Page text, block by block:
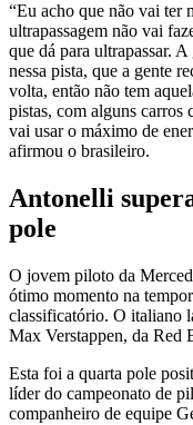
“Eu acho que não vai ter
ultrapassagem não vai
que dá para ultrapassar.
nessa pista, que a gente
volta, então não tem
pistas, com alguns carros
vai usar o máximo de
afirmou o brasileiro.
Antonelli
pole
O jovem piloto da
ótimo momento na
classificatório. O italiano
Max Verstappen, da Red
Esta foi a quarta pole
líder do campeonato de
companheiro de equipe